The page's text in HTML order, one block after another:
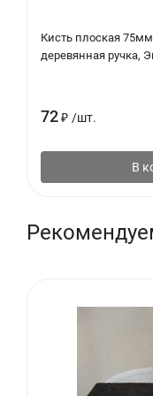
Пустые, сухие
Кисть плоская
деревянная ручка,
72₽ /шт.
В